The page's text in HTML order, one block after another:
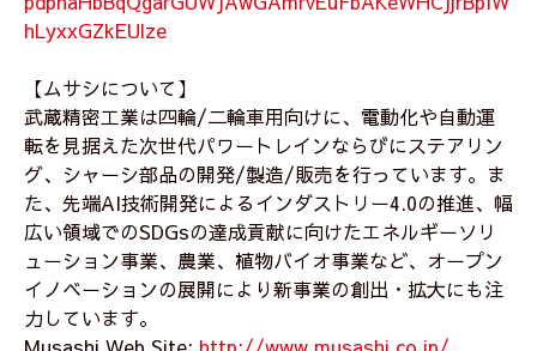
hLyxxGZkEUlze
【ムサシについて】
武蔵精密工業は四輪/二輪車用向けに、電動化や自動運
転を見据えた次世代パワートレインならびにステアリン
グ、シャーシ部品の開発/製造/販売を行っています。ま
た、先端AI技術開発によるインダストリー4.0の推進、幅
広い領域でのSDGsの達成貢献に向けたエネルギーソリ
ューション事業、農業、植物バイオ事業など、オープン
イノベーションの展開により新事業の創出・拡大にも注
力しています。